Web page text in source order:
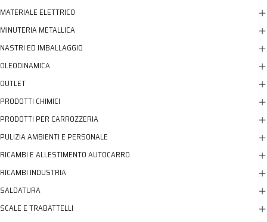
MATERIALE ELETTRICO
MINUTERIA METALLICA
NASTRI ED IMBALLAGGIO
OLEODINAMICA
OUTLET
PRODOTTI CHIMICI
PRODOTTI PER CARROZZERIA
PULIZIA AMBIENTI E PERSONALE
RICAMBI E ALLESTIMENTO AUTOCARRO
RICAMBI INDUSTRIA
SALDATURA
SCALE E TRABATTELLI